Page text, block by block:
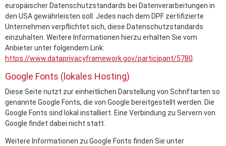
europäischer Datenschutzstandards bei Datenverarbeitungen in
den USA gewährleisten soll. Jedes nach dem DPF zertifizierte
Unternehmen verpflichtet sich, diese Datenschutzstandards
einzuhalten. Weitere Informationen hierzu erhalten Sie vom
Anbieter unter folgendem Link:
https://www.dataprivacyframework.gov/participant/5780.
Google Fonts (lokales Hosting)
Diese Seite nutzt zur einheitlichen Darstellung von Schriftarten so
genannte Google Fonts, die von Google bereitgestellt werden. Die
Google Fonts sind lokal installiert. Eine Verbindung zu Servern von
Google findet dabei nicht statt.
Weitere Informationen zu Google Fonts finden Sie unter